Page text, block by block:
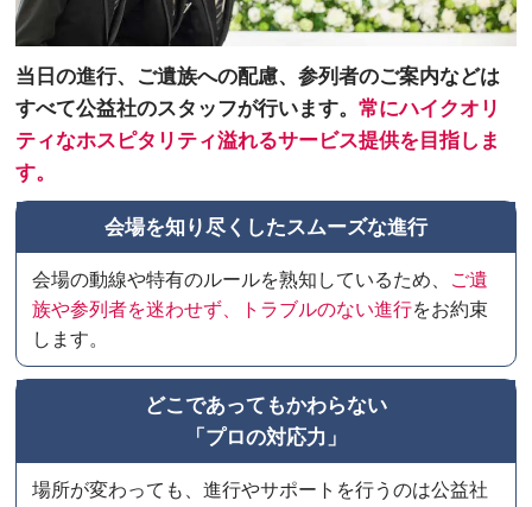
当日の進行、ご遺族への配慮、参列者のご案内などは
すべて公益社のスタッフが行います。常にハイクオリ
ティなホスピタリティ溢れるサービス提供を目指しま
す。
会場を知り尽くしたスムーズな進行
会場の動線や特有のルールを熟知しているため、
ご遺
族や参列者を迷わせず、トラブルのない進行をお約束
します。
どこであってもかわらない
「プロの対応力」
場所が変わっても、進行やサポートを行うのは公益社